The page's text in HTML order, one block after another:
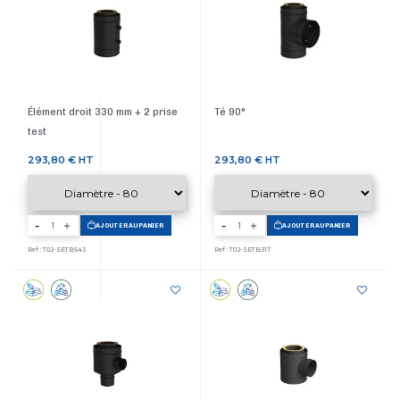
Élément droit 330 mm + 2 prise
test
Prix
293,80 € HT
- AJOUTER AU PANIER
Ref : T02-SETB543
Té 90°
Prix
293,80 € HT
- AJOUTER AU PANIER
Ref : T02-SETB317